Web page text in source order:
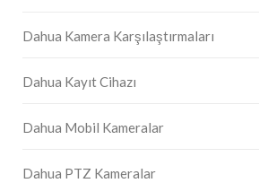
Dahua Kamera Karşılaştırmaları
Dahua Kayıt Cihazı
Dahua Mobil Kameralar
Dahua PTZ Kameralar